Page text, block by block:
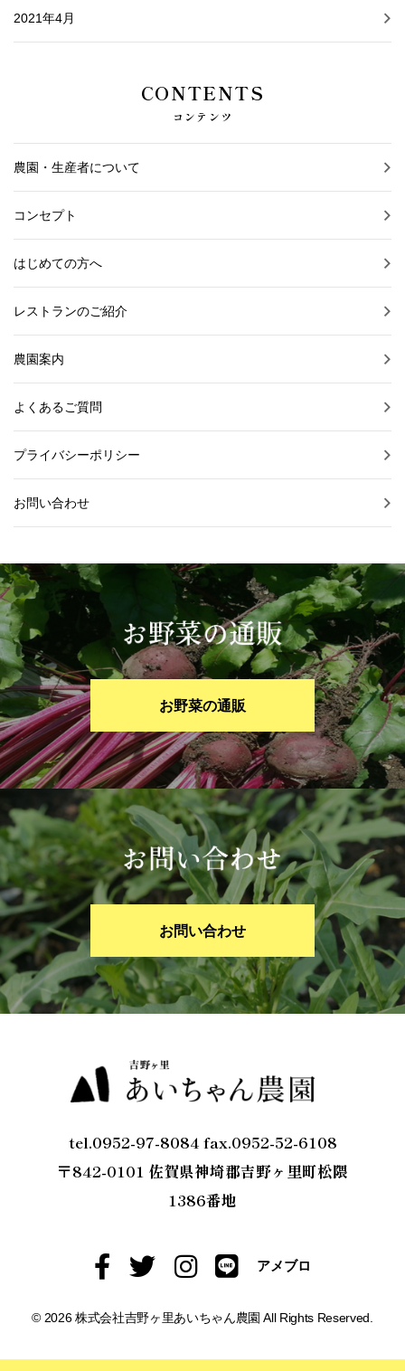
2021年4月
CONTENTS
コンテンツ
農園・生産者について
コンセプト
はじめての方へ
レストランのご紹介
農園案内
よくあるご質問
プライバシーポリシー
お問い合わせ
お野菜の通販
お問い合わせ
tel.0952-97-8084 fax.0952-52-6108
〒842-0101 佐賀県神埼郡吉野ヶ里町松隈
1386番地
アメブロ
© 2026 株式会社吉野ヶ里あいちゃん農園 All Rights Reserved.